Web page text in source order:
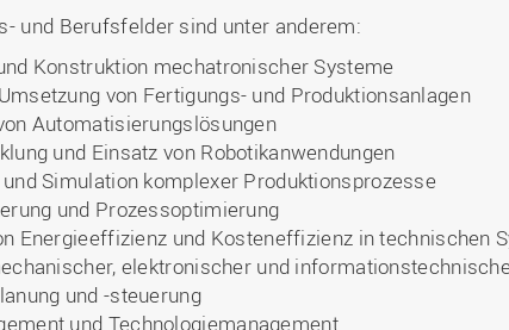
und Berufsfelder sind unter anderem:
Konstruktion mechatronischer Systeme
von Fertigungs- und Produktionsanlagen
Automatisierungslösungen
und Einsatz von Robotikanwendungen
Simulation komplexer Produktionsprozesse
und Prozessoptimierung
Energieeffizienz und Kosteneffizienz in technischen
elektronischer und
und -steuerung
und Technologiemanagement